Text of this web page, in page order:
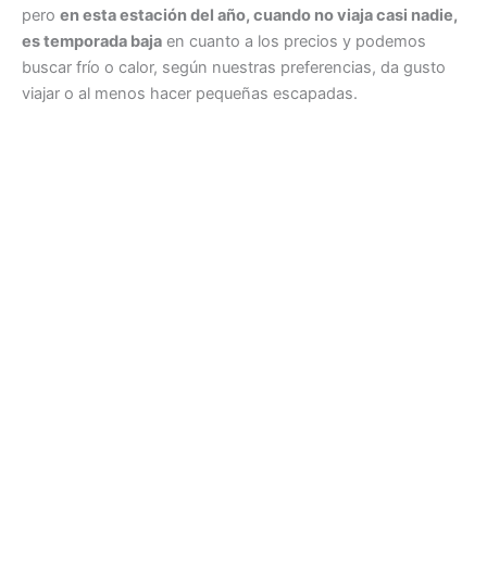
pero en esta estación del año, cuando no viaja casi nadie,
es temporada baja en cuanto a los precios y podemos
buscar frío o calor, según nuestras preferencias, da gusto
viajar o al menos hacer pequeñas escapadas.